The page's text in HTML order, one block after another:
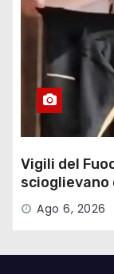
Vigili del
scioglievano
Ago 6, 2026